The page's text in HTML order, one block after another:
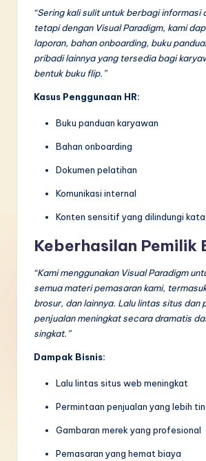
“Sering kali sulit untuk berbagi informasi
tetapi dengan Visual Paradigm, kami
laporan, bahan onboarding, buku
pribadi lainnya yang tersedia bagi
bentuk buku flip.”
Kasus Penggunaan HR:
Buku panduan karyawan
Bahan onboarding
Dokumen pelatihan
Komunikasi internal
Konten sensitif yang dilindungi
Keberhasilan Pemilik
“Kami menggunakan Visual Paradigm
semua materi pemasaran kami,
brosur, dan lainnya. Lalu lintas situs dan
penjualan meningkat secara dramatis
singkat.”
Dampak Bisnis:
Lalu lintas situs web meningkat
Permintaan penjualan yang lebih
Gambaran merek yang profesional
Pemasaran yang hemat biaya